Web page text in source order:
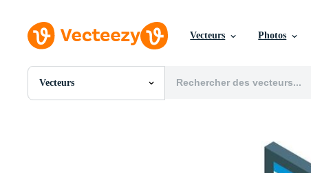
Vecteurs Photos
Vecteurs
Toutes Images